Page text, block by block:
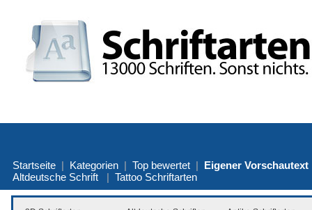
Startseite | Kategorien | Top bewertet | Eigener Vorschautext
Altdeutsche Schrift | Tattoo Schriftarten